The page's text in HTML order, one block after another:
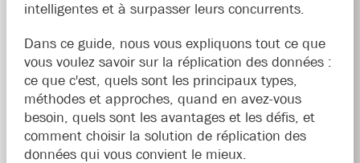
intelligentes et à surpasser leurs concurrents.
Dans ce guide, nous vous expliquons tout ce que
vous voulez savoir sur la réplication des données :
ce que c'est, quels sont les principaux types,
méthodes et approches, quand en avez-vous
besoin, quels sont les avantages et les défis, et
comment choisir la solution de réplication des
données qui vous convient le mieux.